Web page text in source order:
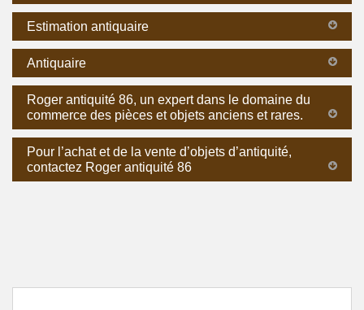
Estimation antiquaire
Antiquaire
Roger antiquité 86, un expert dans le domaine du
commerce des pièces et objets anciens et rares.
Pour l’achat et de la vente d’objets d’antiquité,
contactez Roger antiquité 86